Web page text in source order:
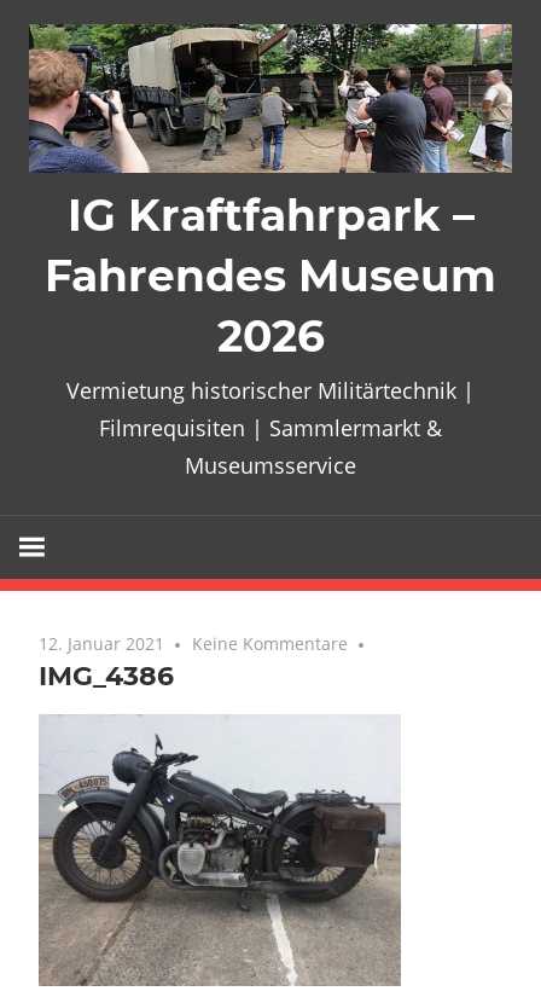
Inhalt
springen
IG Kraftfahrpark –
Fahrendes Museum
2026
Vermietung historischer Militärtechnik |
Filmrequisiten | Sammlermarkt &
Museumsservice
12. Januar 2021 Keine Kommentare
IMG_4386